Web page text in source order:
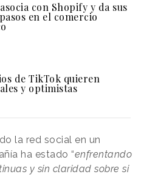
con Shopify y da sus
en el comercio
de TikTok quieren
y optimistas
la red social en un
ha estado “enfrentando
y sin claridad sobre si